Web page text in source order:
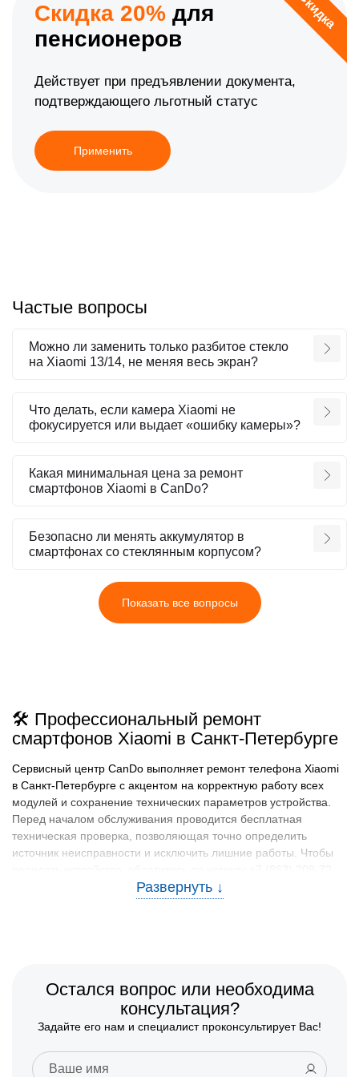
Скидка
Скидка 20% для
пенсионеров
Действует при предъявлении документа,
подтверждающего льготный статус
Применить
Частые вопросы
Можно ли заменить только разбитое стекло
на Xiaomi 13/14, не меняя весь экран?
Что делать, если камера Xiaomi не
фокусируется или выдает «ошибку камеры»?
Какая минимальная цена за ремонт
смартфонов Xiaomi в CanDo?
Безопасно ли менять аккумулятор в
смартфонах со стеклянным корпусом?
Показать все вопросы
🛠️ Профессиональный ремонт
смартфонов Xiaomi в Санкт-Петербурге
Сервисный центр CanDo выполняет ремонт телефона Xiaomi
в Санкт-Петербурге с акцентом на корректную работу всех
модулей и сохранение технических параметров устройства.
Перед началом обслуживания проводится бесплатная
техническая проверка, позволяющая точно определить
источник неисправности и исключить лишние работы. Чтобы
94 или адресу Лермонтовский пр., 37.
устройства серий Redmi Note, Xiaomi 13, POCO X и Xiaomi 12,
а также актуальные представители линейки Redmi, активно
используемые в повседневной городской среде. Как правило,
ремонт телефона Сяоми в Санкт-Петербурге требуется при
повреждении экрана, нарушении работы разъема питания,
перегреве или ускоренном снижении емкости аккумулятора.
Остался вопрос или необходима
консультация?
Задайте его нам и специалист проконсультирует Вас!